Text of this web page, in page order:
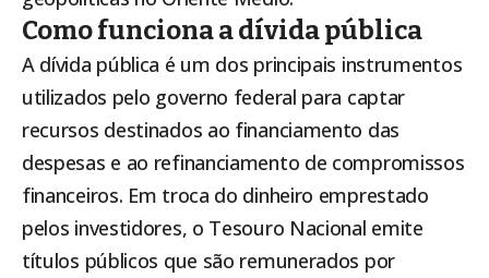
Como funciona a dívida pública
A dívida pública é um dos principais instrumentos
utilizados pelo governo federal para captar
recursos destinados ao financiamento das
despesas e ao refinanciamento de compromissos
financeiros. Em troca do dinheiro emprestado
pelos investidores, o Tesouro Nacional emite
títulos públicos que são remunerados por